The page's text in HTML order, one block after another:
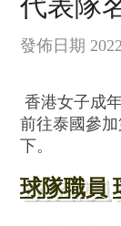
代表隊
發佈日期
香港女子成
前往泰國參
下。
球隊職員